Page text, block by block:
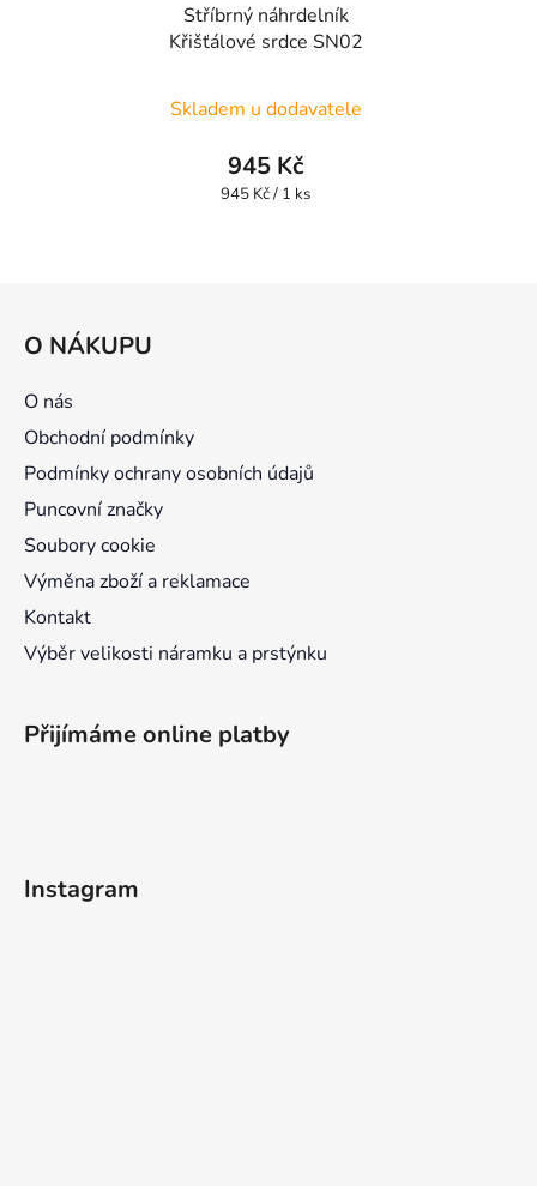
Stříbrný náhrdelník
Křišťálové srdce SN02
Skladem u dodavatele
945 Kč
Měrná
945 Kč / 1 ks
O NÁKUPU
O nás
Obchodní podmínky
Podmínky ochrany osobních údajů
Puncovní značky
Soubory cookie
Výměna zboží a reklamace
Kontakt
Výběr velikosti náramku a prstýnku
Přijímáme online platby
Instagram